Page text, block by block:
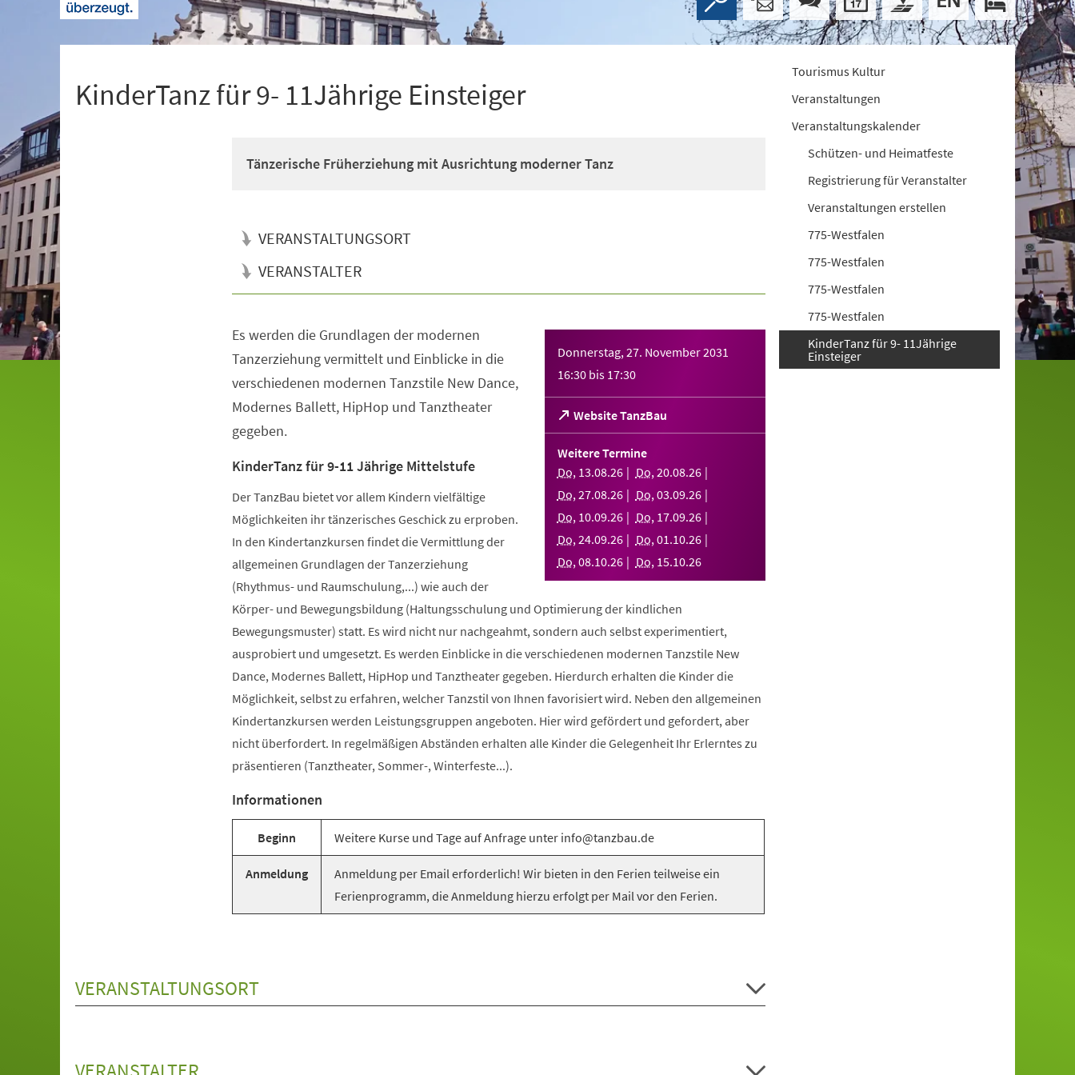
KinderTanz für 9- 11Jährige Einsteiger
Tänzerische Früherziehung mit Ausrichtung moderner Tanz
VERANSTALTUNGSORT
VERANSTALTER
Donnerstag, 27. November 2031
16:30 bis 17:30
Website TanzBau
(Öffnet
in
einem
Tab)
Weitere Termine
Do, 13.08.26 Do,20.08.26
Do,27.08.26 Do,03.09.26
Do, 10.09.26 Do, 17.09.26
Do,24.09.26 Do,01.10.26
Do,08.10.26 Do, 15.10.26
Es werden die Grundlagen der modernen
Tanzerziehung vermittelt und Einblicke in die
verschiedenen modernen Tanzstile New Dance,
Modernes Ballett, HipHop und Tanztheater
gegeben.
KinderTanz für 9-11 Jährige Mittelstufe
Der TanzBau bietet vor allem Kindern vielfältige
Möglichkeiten ihr tänzerisches Geschick zu erproben.
In den Kindertanzkursen findet die Vermittlung der
allgemeinen Grundlagen der Tanzerziehung
(Rhythmus- und Raumschulung,...) wie auch der
Körper- und Bewegungsbildung (Haltungsschulung und Optimierung der kindlichen
Bewegungsmuster) statt. Es wird nicht nur nachgeahmt, sondern auch selbst experimentiert,
ausprobiert und umgesetzt. Es werden Einblicke in die verschiedenen modernen Tanzstile New
Dance, Modernes Ballett, HipHop und Tanztheater gegeben. Hierdurch erhalten die Kinder die
Möglichkeit, selbst zu erfahren, welcher Tanzstil von Ihnen favorisiert wird. Neben den allgemeinen
Kindertanzkursen werden Leistungsgruppen angeboten. Hier wird gefördert und gefordert, aber
nicht überfordert. In regelmäßigen Abständen erhalten alle Kinder die Gelegenheit Ihr Erlerntes zu
präsentieren (Tanztheater, Sommer-, Winterfeste...).
Informationen
Beginn Weitere Kurse und Tage auf Anfrage unter info@tanzbau.de
Anmeldung
Anmeldung per Email erforderlich! Wir bieten in den Ferien teilweise ein
Ferienprogramm, die Anmeldung hierzu erfolgt per Mail vor den Ferien.
VERANSTALTUNGSORT
Tourismus Kultur
Veranstaltungen
Veranstaltungskalender
Schützen- und Heimatfeste
Registrierung für Veranstalter
Veranstaltungen erstellen
775-Westfalen
775-Westfalen
775-Westfalen
775-Westfalen
KinderTanz für 9- 11Jährige
Einsteiger